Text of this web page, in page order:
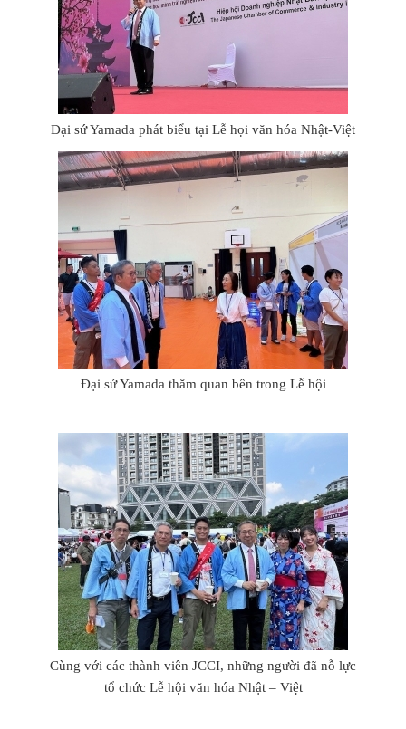
Đại sứ Yamada phát biểu tại Lễ họi văn hóa Nhật-Việt
Đại sứ Yamada thăm quan bên trong Lễ hội
Cùng với các thành viên JCCI, những người đã nỗ lực
tổ chức Lễ hội văn hóa Nhật – Việt